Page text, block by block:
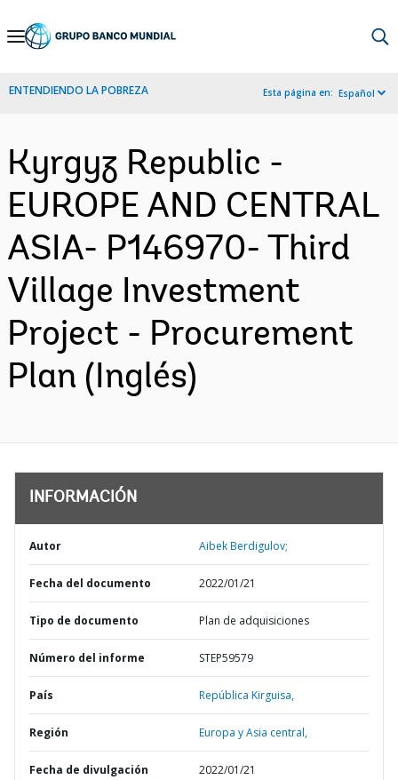
Skip
Navigation
ENTENDIENDO LA POBREZA Esta página en: Español
Kyrgyz Republic -
EUROPE AND CENTRAL
ASIA- P146970- Third
Village Investment
Project - Procurement
Plan (Inglés)
INFORMACIÓN
Autor Aibek Berdigulov;
Fecha del documento 2022/01/21
Tipo de documento Plan de adquisiciones
Número del informe STEP59579
País República Kirguisa,
Región Europa y Asia central,
Fecha de divulgación 2022/01/21